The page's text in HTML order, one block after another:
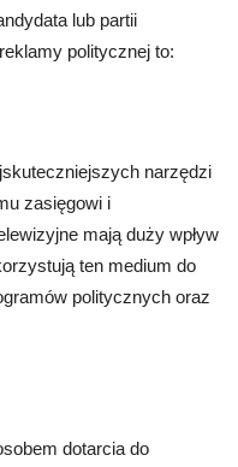
lub partii
politycznej to:
narzędzi
zasięgowi i
mają duży wpływ
ten medium do
politycznych oraz
dotarcia do